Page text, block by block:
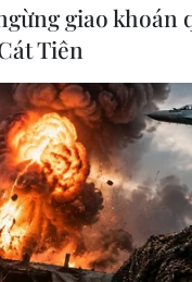
giao khoán
Tiên